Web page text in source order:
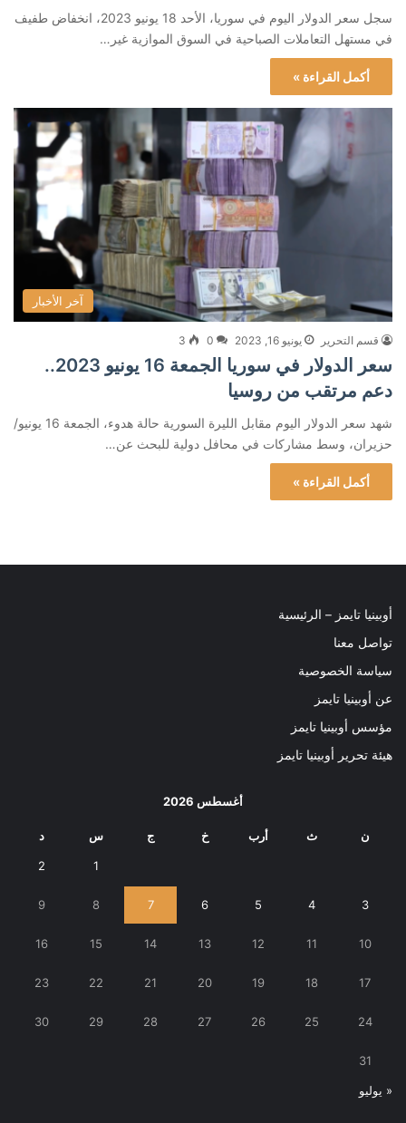
سجل سعر الدولار اليوم في سوريا، الأحد 18 يونيو 2023، انخفاض طفيف
في مستهل التعاملات الصباحية في السوق الموازية غير…
أكمل القراءة »
آخر الأخبار
قسم التحرير يونيو 16, 2023 0
3
سعر الدولار في سوريا الجمعة 16 يونيو 2023..
دعم مرتقب من روسيا
شهد سعر الدولار اليوم مقابل الليرة السورية حالة هدوء، الجمعة 16 يونيو/
حزيران، وسط مشاركات في محافل دولية للبحث عن…
أكمل القراءة »
أوبينيا تايمز – الرئيسية
تواصل معنا
سياسة الخصوصية
عن أوبينيا تايمز
مؤسس أوبينيا تايمز
هيئة تحرير أوبينيا تايمز
أغسطس 2026
ن ث أرب خ ج س د
1
2
3
4
5
6
7
8
9
10
11
12
13
14
15
16
17
18
19
20
21
22
23
24
25
26
27
28
29
30
31
« يوليو